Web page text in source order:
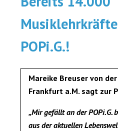
POPi.G.!
Mareike Breuser von
Frankfurt a.M. sagt zur
„Mir gefällt an der POPi.G.
aus der aktuellen